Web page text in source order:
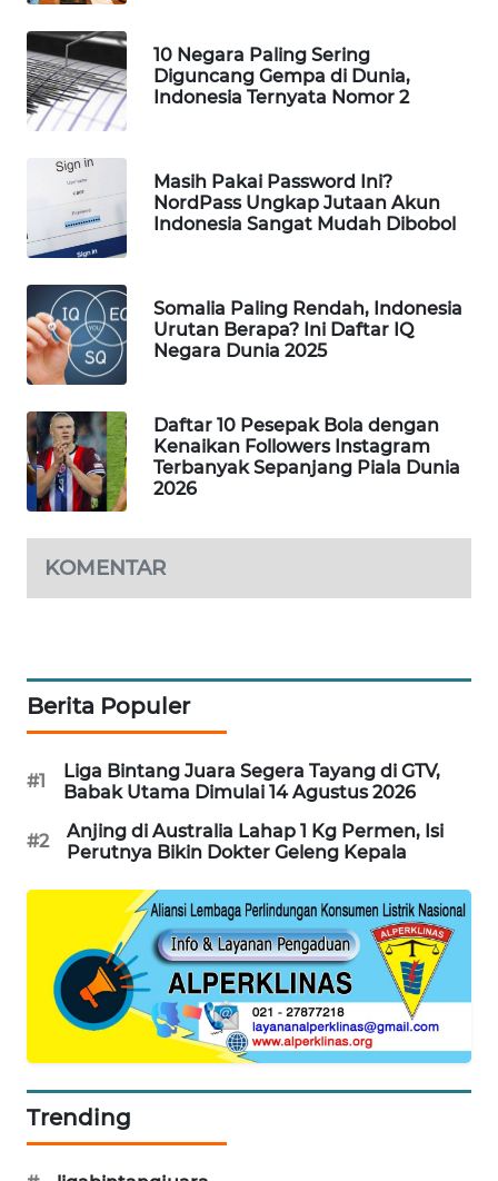
10 Negara Paling Sering
Diguncang Gempa di Dunia,
Indonesia Ternyata Nomor 2
Masih Pakai Password Ini?
NordPass Ungkap Jutaan Akun
Indonesia Sangat Mudah Dibobol
Somalia Paling Rendah, Indonesia
Urutan Berapa? Ini Daftar IQ
Negara Dunia 2025
Daftar 10 Pesepak Bola dengan
Kenaikan Followers Instagram
Terbanyak Sepanjang Piala Dunia
2026
KOMENTAR
Berita Populer
#1
Liga Bintang Juara Segera Tayang di GTV,
Babak Utama Dimulai 14 Agustus 2026
#2
Anjing di Australia Lahap 1 Kg Permen, Isi
Perutnya Bikin Dokter Geleng Kepala
Trending
WAHANANEWS
CO ID
WAHANANEWS
NET
WAHANA
SPORT
WAHANA
UMKM
WAHANA
WAHANA
PERSONA
WAHANA
OTOMOTIF
WAHANA
DESA
WAHANA
Wahana
KONSUMEN
LISTRIK